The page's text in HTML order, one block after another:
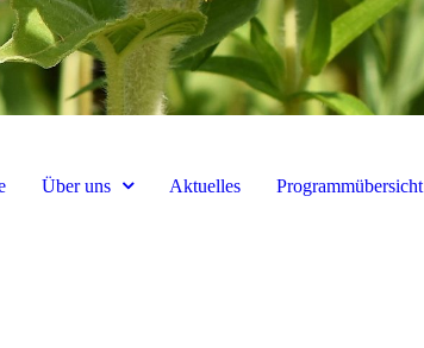
Über uns Aktuelles Programmübersicht